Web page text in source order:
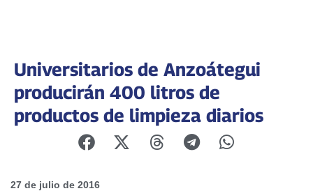
Universitarios de Anzoátegui
producirán 400 litros de
productos de limpieza diarios
27 de julio de 2016